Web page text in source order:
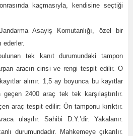
kaçmasıyla, kendisine seçtiği
Asayiş Komutanlığı, özel bir
ederler.
tek kanıt durumundaki tampon
aracın cinsi ve rengi tespit edilir. O
alınır. 1,5 ay boyunca bu kayıtlar
2400 araç tek tek karşılaştırılır.
araç tespit edilir: Ön tamponu kırıktır.
ulaşılır. Sahibi D.Y.’dir. Yakalanır.
durumundadır. Mahkemeye çıkarılır.